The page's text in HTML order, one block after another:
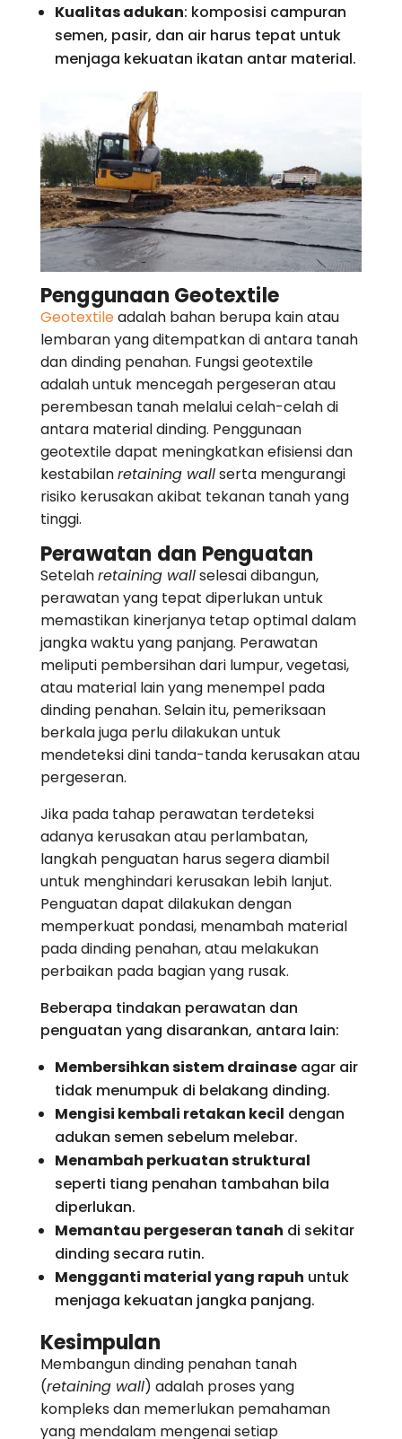
Kualitas adukan: komposisi campuran
semen, pasir, dan air harus tepat untuk
menjaga kekuatan ikatan antar material.
Penggunaan Geotextile
Geotextileadalah bahan berupa kain atau
lembaran yang ditempatkan di antara tanah
dan dinding penahan. Fungsi geotextile
adalah untuk mencegah pergeseran atau
perembesan tanah melalui celah-celah di
antara material dinding. Penggunaan
geotextile dapat meningkatkan efisiensi dan
kestabilanretaining wallserta mengurangi
risiko kerusakan akibat tekanan tanah yang
tinggi.
Perawatan dan Penguatan
Setelahretaining wallselesai dibangun,
perawatan yang tepat diperlukan untuk
memastikan kinerjanya tetap optimal dalam
jangka waktu yang panjang. Perawatan
meliputi pembersihan dari lumpur, vegetasi,
atau material lain yang menempel pada
dinding penahan. Selain itu, pemeriksaan
berkala juga perlu dilakukan untuk
mendeteksi dini tanda-tanda kerusakan atau
pergeseran.
Jika pada tahap perawatan terdeteksi
adanya kerusakan atau perlambatan,
langkah penguatan harus segera diambil
untuk menghindari kerusakan lebih lanjut.
Penguatan dapat dilakukan dengan
memperkuat pondasi, menambah material
pada dinding penahan, atau melakukan
perbaikan pada bagian yang rusak.
Beberapa tindakan perawatan dan
penguatan yang disarankan, antara lain:
Membersihkan sistem drainaseagar air
tidak menumpuk di belakang dinding.
Mengisi kembali retakan kecil dengan
adukan semen sebelum melebar.
Menambah perkuatan struktural
seperti tiang penahan tambahan bila
diperlukan.
Memantau pergeseran tanah di sekitar
dinding secara rutin.
Mengganti material yang rapuh untuk
menjaga kekuatan jangka panjang.
Kesimpulan
Membangun dinding penahan tanah
(retaining wall) adalah proses yang
kompleks dan memerlukan pemahaman
yang mendalam mengenai setiap